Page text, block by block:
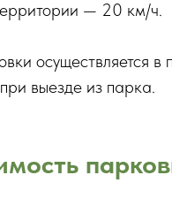
— 20 км/ч.
осуществляется в
при выезде из парка.